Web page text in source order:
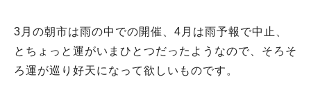
3月の朝市は雨の中での開催、4月は雨予報で中止、
とちょっと運がいまひとつだったようなので、そろそ
ろ運が巡り好天になって欲しいものです。